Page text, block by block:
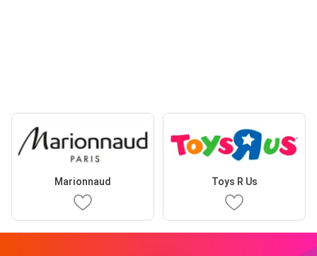
Marionnaud Toys R Us